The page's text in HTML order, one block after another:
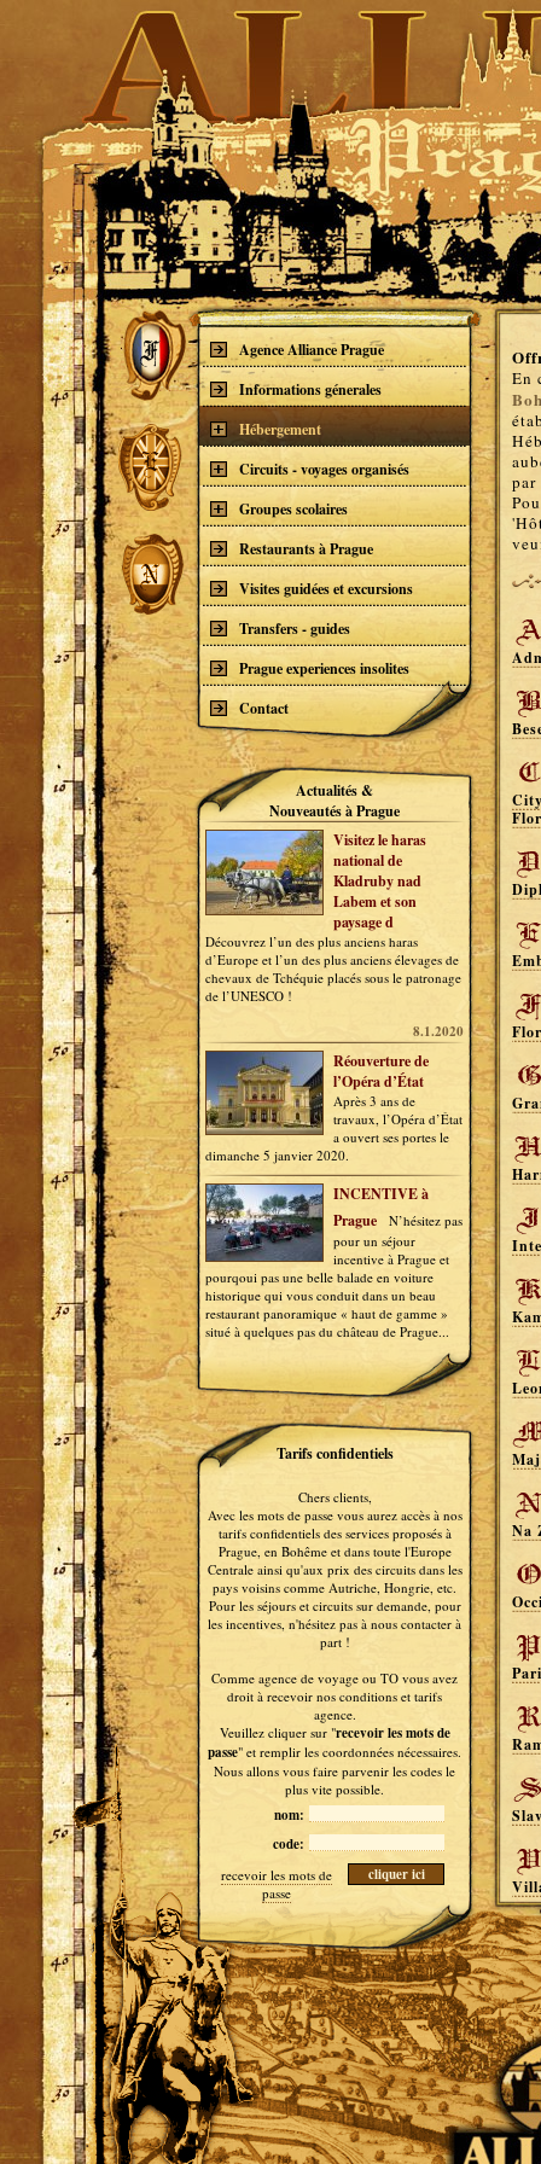
En
par
Na
Agence Alliance Prague
Informations génerales
Hébergement
Circuits - voyages organisés
Groupes scolaires
Restaurants à Prague
Visites guidées et excursions
Transfers - guides
Prague experiences insolites
Contact
Actualités &
Nouveautés à Prague
Visitez le haras
national de
Kladruby nad
Labem et son
paysage d
Découvrez l’un des plus anciens haras
d’Europe et l’un des plus anciens élevages de
chevaux de Tchéquie placés sous le patronage
de l’UNESCO !
8.1.2020
Réouverture de
l’Opéra d’État
Après 3 ans de
travaux, l’Opéra d’État
a ouvert ses portes le
dimanche 5 janvier 2020.
INCENTIVE à
Prague
N’hésitez pas
pour un séjour
incentive à Prague et
pourqoui pas une belle balade en voiture
historique qui vous conduit dans un beau
restaurant panoramique « haut de gamme »
situé à quelques pas du château de Prague...
Tarifs confidentiels
Chers clients,
Avec les mots de passe vous aurez accès à nos
tarifs confidentiels des services proposés à
Prague, en Bohême et dans toute l'Europe
Centrale ainsi qu'aux prix des circuits dans les
pays voisins comme Autriche, Hongrie, etc.
Pour les séjours et circuits sur demande, pour
les incentives, n'hésitez pas à nous contacter à
part !
Comme agence de voyage ou TO vous avez
droit à recevoir nos conditions et tarifs
agence.
Veuillez cliquer sur "recevoir les mots de
passe" et remplir les coordonnées nécessaires.
Nous allons vous faire parvenir les codes le
plus vite possible.
nom:
code:
recevoir les mots de
passe